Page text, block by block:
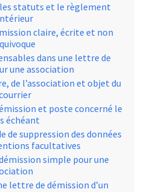
les statuts et le règlement
claire, écrite et non
dans une lettre de
une association
de l’association et objet du
et poste concerné le
échéant
de suppression des données
facultatives
simple pour une
lettre de démission d’un